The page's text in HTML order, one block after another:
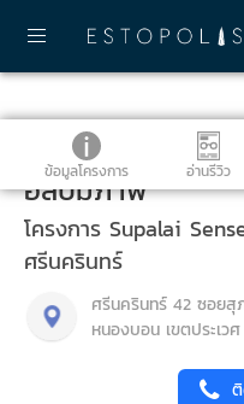
ข้อมูลโครงการ อ่านรีวิว
อัลบั้มภาพ
โครงการ Supalai
ศรีนครินทร์
ศรีนครินทร์ 42 ซอย
หนองบอน เขตประเว